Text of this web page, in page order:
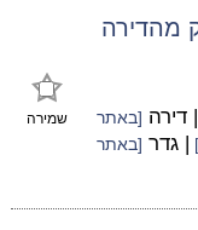
מהדירה
שמירה | דירה [באתר
| גדר [באתר